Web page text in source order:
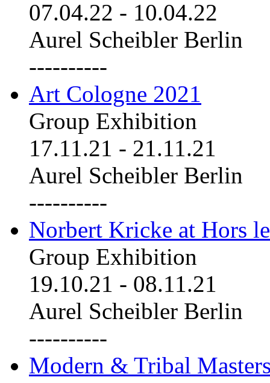
07.04.22 - 10.04.22
Aurel Scheibler Berlin
----------
Art Cologne 2021
Group Exhibition
17.11.21 - 21.11.21
Aurel Scheibler Berlin
----------
Norbert Kricke at Hors
Group Exhibition
19.10.21 - 08.11.21
Aurel Scheibler Berlin
----------
Modern & Tribal